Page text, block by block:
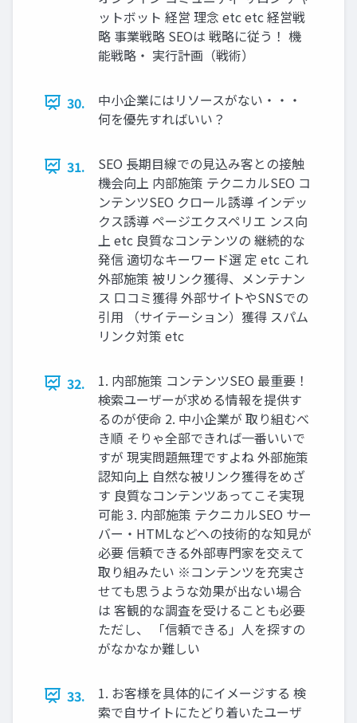
ットボット 経営 理念 etc etc 経営戦
略 事業戦略 SEOは 戦略に従う！ 機
能戦略・ 実行計画（戦術）
30.
中小企業にはリソースがない・・・
何を優先すればいい？
31.
SEO 長期目線での見込み客との接触
機会向上 内部施策 テクニカルSEO コ
ンテンツSEO クロール誘導 インデッ
クス誘導 ページエクスペリエ ンス向
上 etc 良質なコンテンツの 継続的な
発信 適切なキーワード選 定 etc これ
外部施策 被リンク獲得、メンテナン
ス 口コミ獲得 外部サイトやSNSでの
引用 （サイテーション）獲得 スパム
リンク対策 etc
32.
1. 内部施策 コンテンツSEO 最重要！
検索ユーザーが求める情報を提供す
るのが使命 2. 中小企業が 取り組むべ
き順 そりゃ全部できれば一番いいで
すが 現実問題無理ですよね 外部施策
認知向上 自然な被リンク獲得をめざ
す 良質なコンテンツあってこそ実現
可能 3. 内部施策 テクニカルSEO サー
バー・HTMLなどへの技術的な知見が
必要 信頼できる外部専門家を交えて
取り組みたい ※コンテンツを充実さ
せても思うような効果が出ない場合
は 客観的な調査を受けることも必要
ただし、 「信頼できる」人を探すの
がなかなか難しい
33.
1. お客様を具体的にイメージする 検
索で自サイトにたどり着いたユーザ